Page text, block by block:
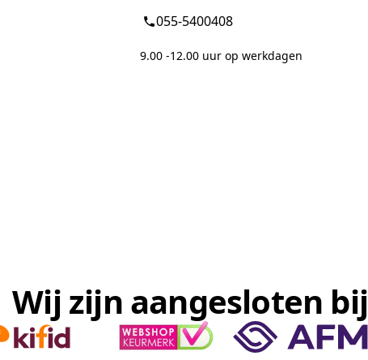
055-5400408
9.00 -12.00 uur op werkdagen
Wij zijn aangesloten bij